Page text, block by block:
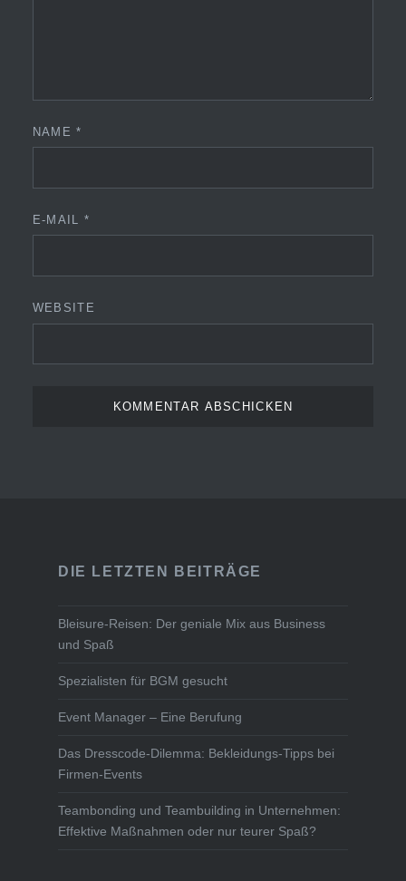
NAME*
E-MAIL *
WEBSITE
DIE LETZTEN BEITRÄGE
Bleisure-Reisen: Der geniale Mix aus Business
und Spaß
Spezialisten für BGM gesucht
Event Manager – Eine Berufung
Das Dresscode-Dilemma: Bekleidungs-Tipps bei
Firmen-Events
Teambonding und Teambuilding in Unternehmen:
Effektive Maßnahmen oder nur teurer Spaß?